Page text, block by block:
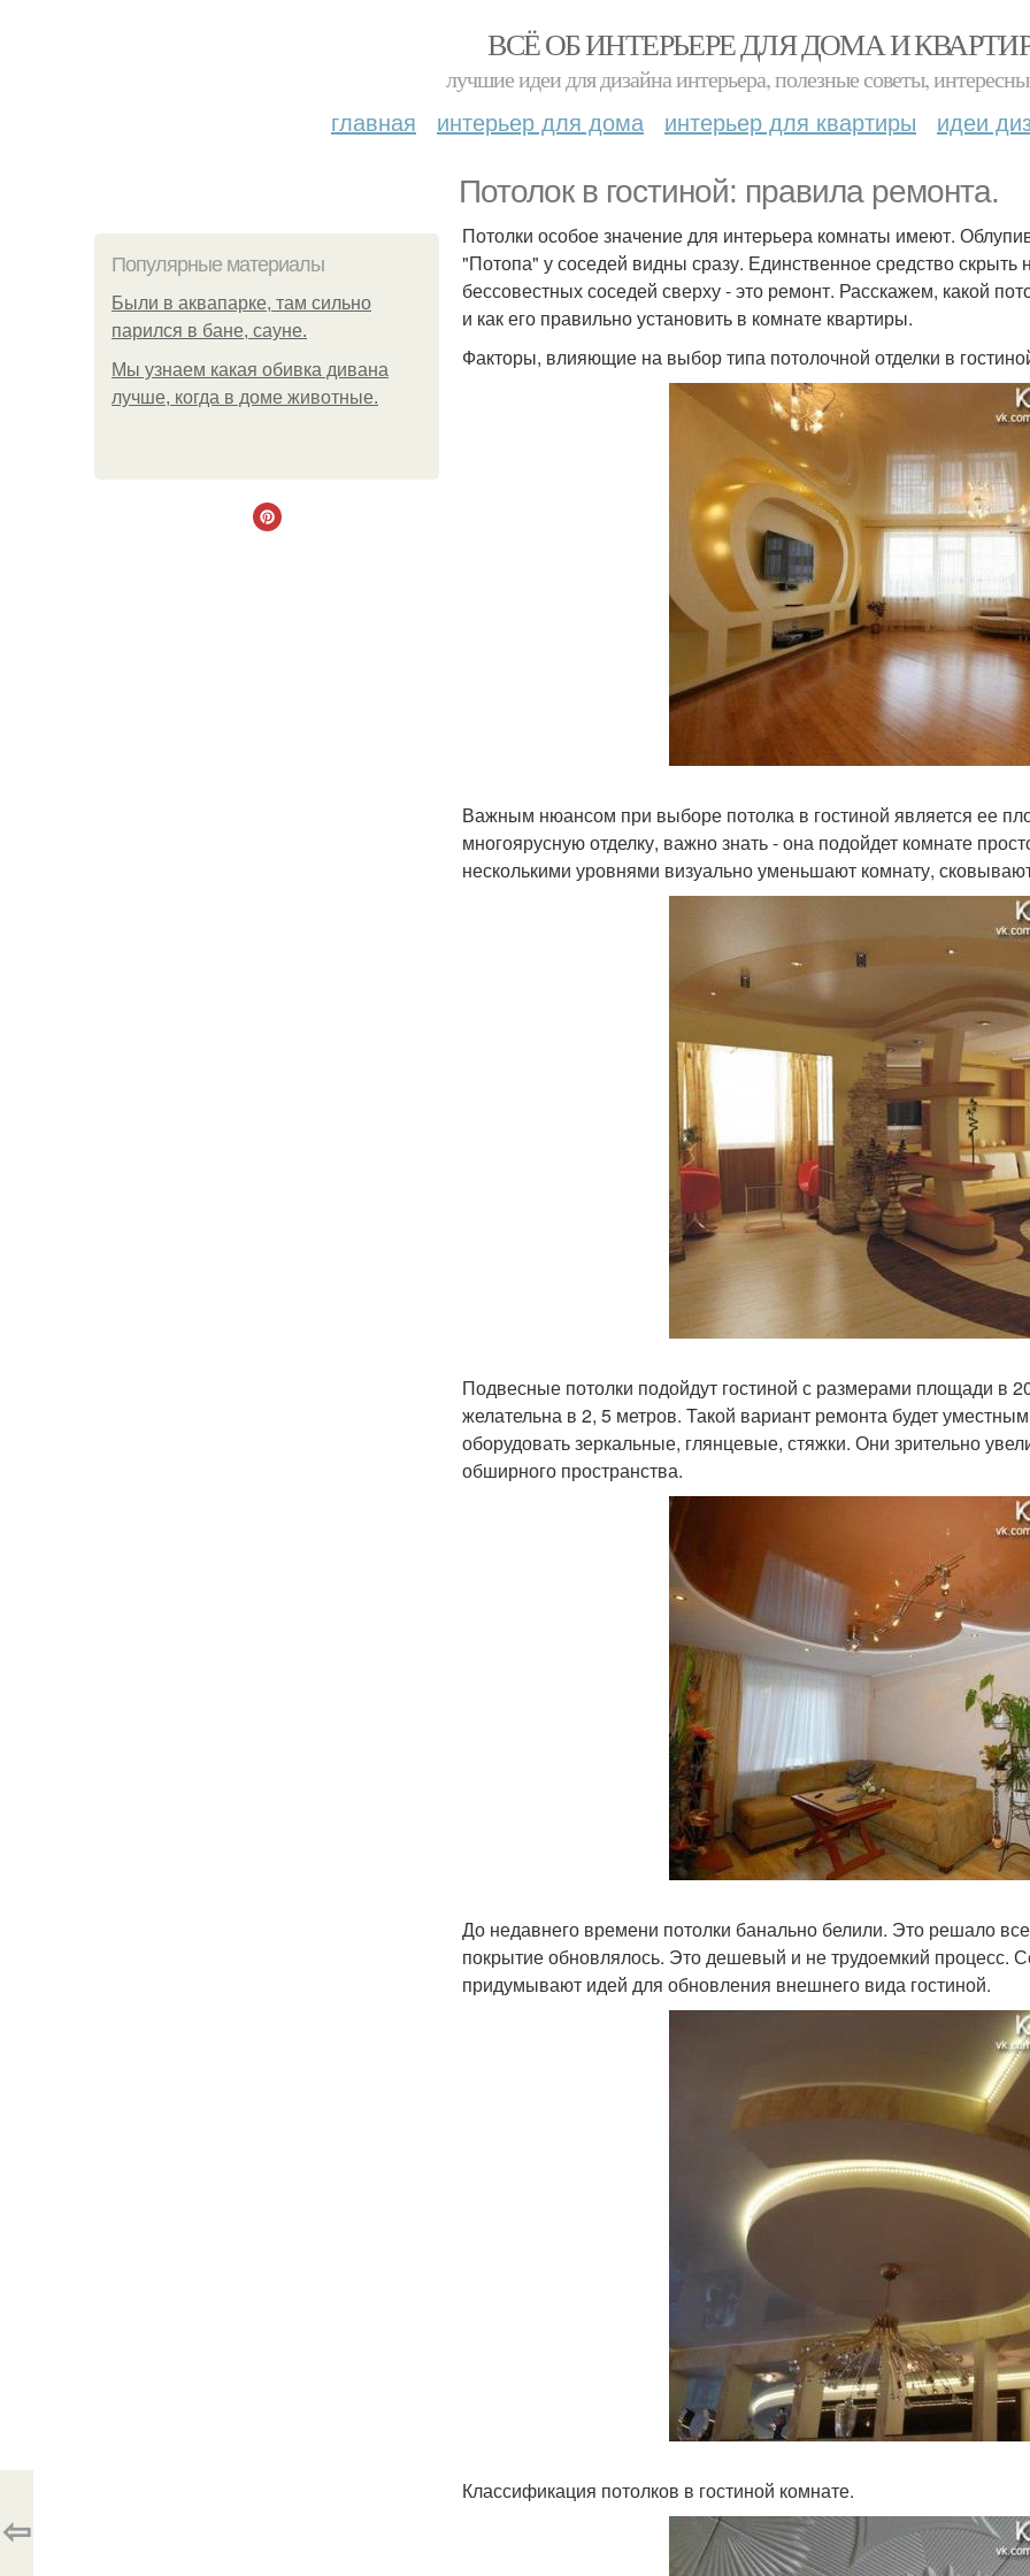
ВСЁ ОБ ИНТЕРЬЕРЕ ДЛЯ ДОМА И
лучшие идеи для дизайна интерьера, полезные советы,
главная интерьер для дома интерьер для квартиры идеи
Потолок в гостиной: правила ремонта.
Популярные материалы
Были в аквапарке, там сильно
парился в бане, сауне.
Мы узнаем какая обивка дивана
лучше, когда в доме животные.
Потолки особое значение для интерьера комнаты имеют.
"Потопа" у соседей видны сразу. Единственное средство скрыть
бессовестных соседей сверху - это ремонт. Расскажем, какой
и как его правильно установить в комнате квартиры.
Факторы, влияющие на выбор типа потолочной отделки в
Важным нюансом при выборе потолка в гостиной является ее
многоярусную отделку, важно знать - она подойдет комнате
несколькими уровнями визуально уменьшают комнату,
Подвесные потолки подойдут гостиной с размерами площади в
желательна в 2, 5 метров. Такой вариант ремонта будет
оборудовать зеркальные, глянцевые, стяжки. Они зрительно
обширного пространства.
До недавнего времени потолки банально белили. Это решало
покрытие обновлялось. Это дешевый и не трудоемкий процесс.
придумывают идей для обновления внешнего вида гостиной.
Классификация потолков в гостиной комнате.
⇦